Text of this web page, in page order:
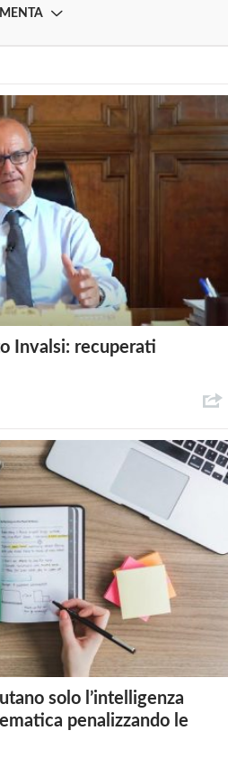
Invalsi: recuperati
solo l’intelligenza
penalizzando le